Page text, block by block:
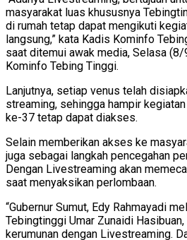
masyarakat luas khususnya
di rumah tetap dapat mengikuti
langsung,” kata Kadis Kominfo
saat ditemui awak media, Selasa
Kominfo Tebing Tinggi.
Lanjutnya, setiap venus telah
streaming, sehingga hampir
ke-37 tetap dapat diakses.
Selain memberikan akses ke
juga sebagai langkah pencegahan
Dengan Livestreaming akan
saat menyaksikan perlombaan.
“Gubernur Sumut, Edy Rahmayadi
Tebingtinggi Umar Zunaidi
kerumunan dengan Livestreaming.